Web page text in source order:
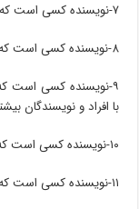
۷-نویسنده کسی است که انواع نوشتن را تجربه می‌کند.
۸-نویسنده کسی است که از معرفی منبع و نوشته دیگران عبایی ندارد.
۹-نویسنده کسی است که
با افراد و نویسندگان
۱۰-نویسنده کسی است که دغدغه‌مند است.
۱۱-نویسنده کسی است که تفکر نقادانه را به خوبی بلد است.